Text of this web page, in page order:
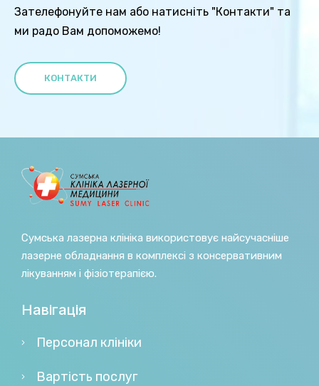
Зателефонуйте нам або натисніть "Контакти" та
ми радо Вам допоможемо!
КОНТАКТИ
Сумська лазерна клініка використовує найсучасніше
лазерне обладнання в комплексі з консервативним
лікуванням і фізіотерапією.
Навігація
Персонал клініки
Вартість послуг